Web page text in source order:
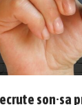
son·sa